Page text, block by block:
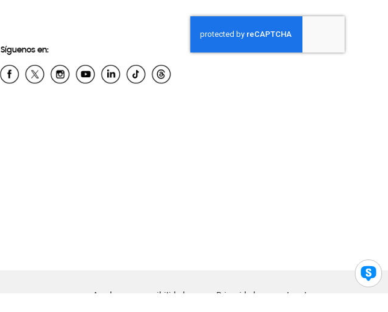
Síguenos en:
Ayuda para accesibilidad Privacidad Legal